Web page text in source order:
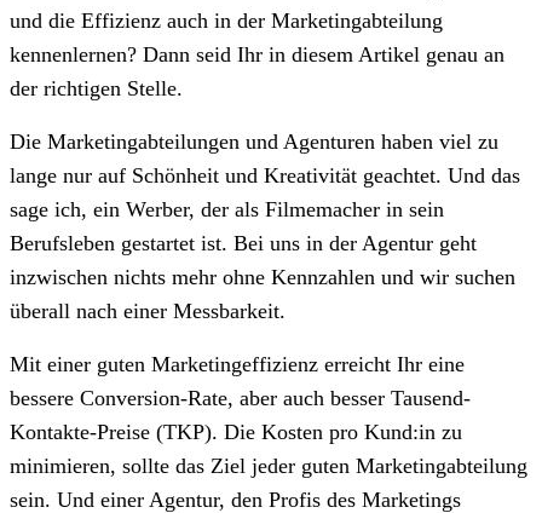
und die Effizienz auch in der Marketingabteilung
kennenlernen? Dann seid Ihr in diesem Artikel genau an
der richtigen Stelle.
Die Marketingabteilungen und Agenturen haben viel zu
lange nur auf Schönheit und Kreativität geachtet. Und das
sage ich, ein Werber, der als Filmemacher in sein
Berufsleben gestartet ist. Bei uns in der Agentur geht
inzwischen nichts mehr ohne Kennzahlen und wir suchen
überall nach einer Messbarkeit.
Mit einer guten Marketingeffizienz erreicht Ihr eine
bessere Conversion-Rate, aber auch besser Tausend-
Kontakte-Preise (TKP). Die Kosten pro Kund:in zu
minimieren, sollte das Ziel jeder guten Marketingabteilung
sein. Und einer Agentur, den Profis des Marketings